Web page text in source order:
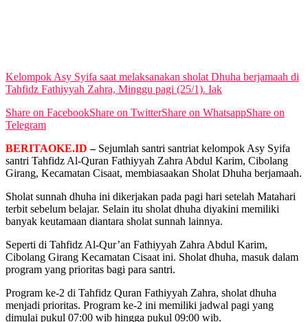
Kelompok Asy Syifa saat melaksanakan sholat Dhuha berjamaah di
Tahfidz Fathiyyah Zahra, Minggu pagi (25/1). Iak
Share on FacebookShare on TwitterShare on WhatsappShare on
Telegram
BERITAOKE.ID –Sejumlah santri santriat kelompok Asy Syifa
santri Tahfidz Al-Quran Fathiyyah Zahra Abdul Karim, Cibolang
Girang, Kecamatan Cisaat, membiasaakan Sholat Dhuha berjamaah.
Sholat sunnah dhuha ini dikerjakan pada pagi hari setelah Matahari
terbit sebelum belajar. Selain itu sholat dhuha diyakini memiliki
banyak keutamaan diantara sholat sunnah lainnya.
Seperti di Tahfidz Al-Qur’an Fathiyyah Zahra Abdul Karim,
Cibolang Girang Kecamatan Cisaat ini. Sholat dhuha, masuk dalam
program yang prioritas bagi para santri.
Program ke-2 di Tahfidz Quran Fathiyyah Zahra, sholat dhuha
menjadi prioritas. Program ke-2 ini memiliki jadwal pagi yang
dimulai pukul 07:00 wib hingga pukul 09:00 wib.